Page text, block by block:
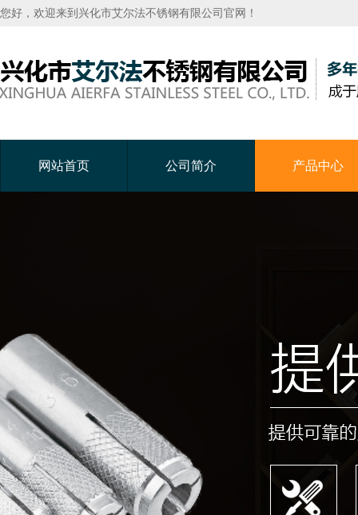
您好，欢迎来到兴化市艾尔法不锈钢有限公司官网！
网站首页 公司简介 产品中心